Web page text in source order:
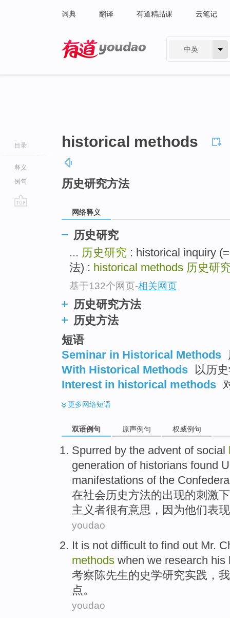
词典 翻译 有道精品课 云笔记
中英
目录
释义
例句
historical methods
历史研究方法
网络释义
历史研究
... 历史研究 : historical inquiry
法) : historical methods 历史研
基于132个网页-相关网页
历史研究方法
历史方法
短语
Seminar in Historical Methods
With Historical Methods 以历
Interest in historical methods
更多网络短语
双语例句 原声例句 权威例句
Spurred by the advent of social
generation ofhistorians found
manifestations of the
在社会历史方法的出现的刺激
主义者很有意思 ， 因为他们表现
youdao
It is not difficult to find out Mr.
methods when we research his
考察陈先生的 史学研究实践，
点。
youdao